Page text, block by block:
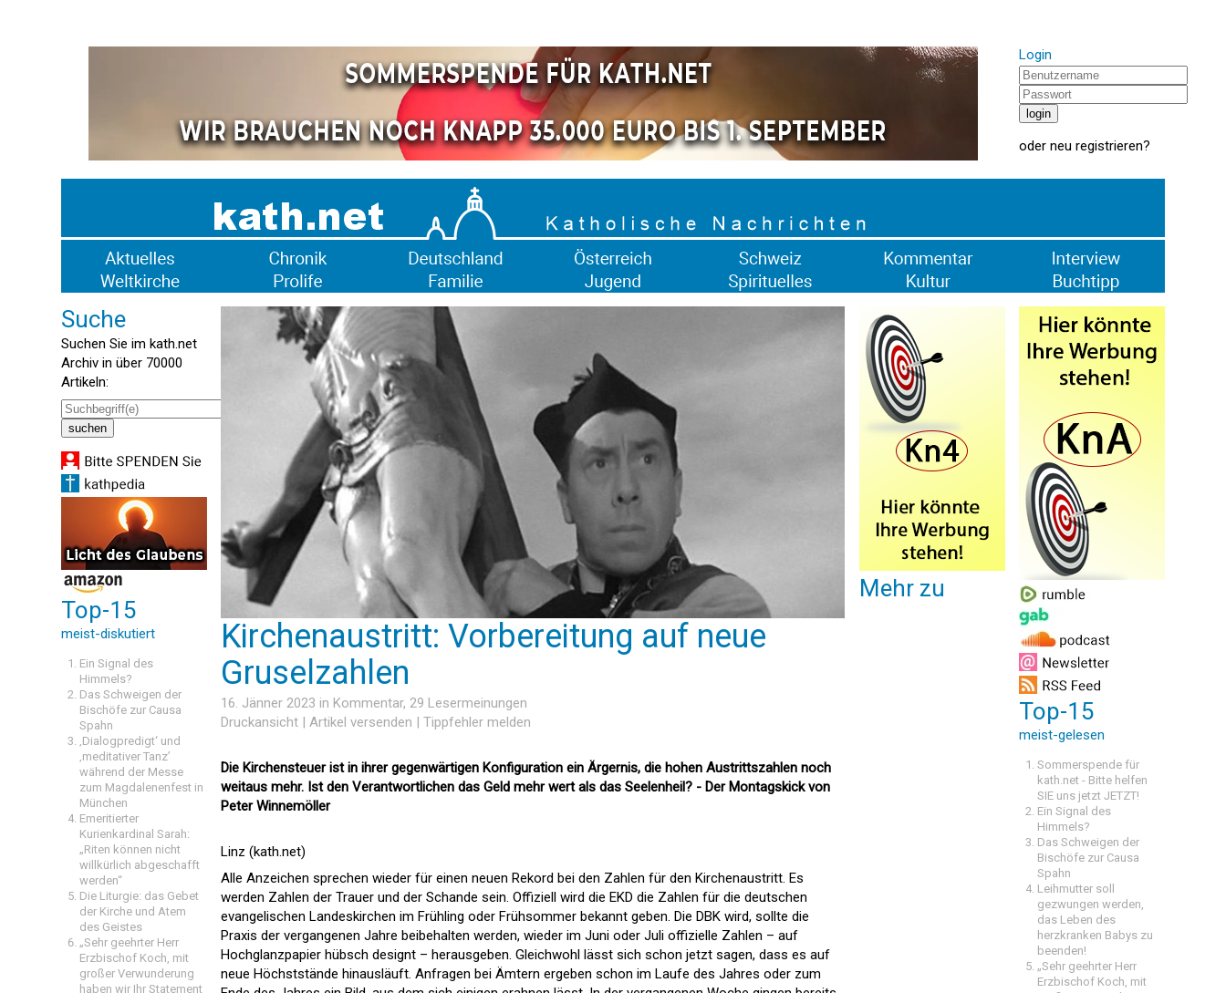
Login
oder neu registrieren?
Suche
Suchen Sie im kath.net
Archiv in über 70000
Artikeln:
Top-15
meist-diskutiert
Ein Signal des
Himmels?
Das Schweigen der
Bischöfe zur Causa
Spahn
‚Dialogpredigt‘ und
‚meditativer Tanz’
während der Messe
zum Magdalenenfest in
München
Emeritierter
Kurienkardinal Sarah:
„Riten können nicht
willkürlich abgeschafft
werden“
Die Liturgie: das Gebet
der Kirche und Atem
des Geistes
„Sehr geehrter Herr
Erzbischof Koch, mit
großer Verwunderung
haben wir Ihr Statement
Kirchenaustritt: Vorbereitung auf neue
Gruselzahlen
16. Jänner 2023 in Kommentar, 29 Lesermeinungen
Druckansicht | Artikel versenden | Tippfehler melden
Die Kirchensteuer ist in ihrer gegenwärtigen Konfiguration ein Ärgernis, die hohen Austrittszahlen noch
weitaus mehr. Ist den Verantwortlichen das Geld mehr wert als das Seelenheil? - Der Montagskick von
Peter Winnemöller
Linz (kath.net)
Alle Anzeichen sprechen wieder für einen neuen Rekord bei den Zahlen für den Kirchenaustritt. Es
werden Zahlen der Trauer und der Schande sein. Offiziell wird die EKD die Zahlen für die deutschen
evangelischen Landeskirchen im Frühling oder Frühsommer bekannt geben. Die DBK wird, sollte die
Praxis der vergangenen Jahre beibehalten werden, wieder im Juni oder Juli offizielle Zahlen – auf
Hochglanzpapier hübsch designt – herausgeben. Gleichwohl lässt sich schon jetzt sagen, dass es auf
neue Höchststände hinausläuft. Anfragen bei Ämtern ergeben schon im Laufe des Jahres oder zum
Mehr zu
Top-15
meist-gelesen
Sommerspende für
kath.net - Bitte helfen
SIE uns jetzt JETZT!
Ein Signal des
Himmels?
Das Schweigen der
Bischöfe zur Causa
Spahn
Leihmutter soll
gezwungen werden,
das Leben des
herzkranken Babys zu
beenden!
„Sehr geehrter Herr
Erzbischof Koch, mit